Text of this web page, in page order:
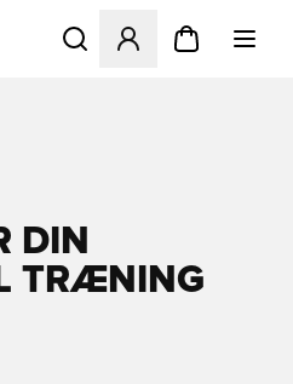
Åbner en Modal til at
DIN
TRÆNING